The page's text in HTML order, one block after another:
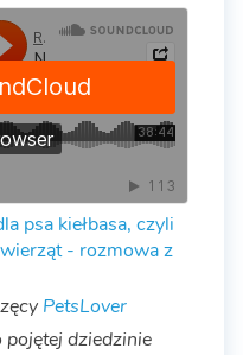
psa kiełbasa, czyli
- rozmowa z
PetsLover
dziedzinie